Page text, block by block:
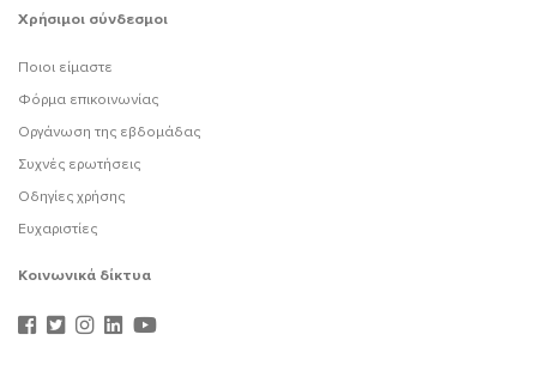
Χρήσιμοι σύνδεσμοι
Ποιοι είμαστε
Φόρμα επικοινωνίας
Οργάνωση της εβδομάδας
Συχνές ερωτήσεις
Οδηγίες χρήσης
Ευχαριστίες
Κοινωνικά δίκτυα